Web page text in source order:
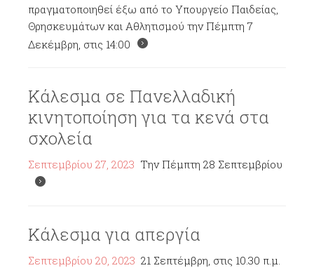
πραγματοποιηθεί έξω από το Υπουργείο Παιδείας,
Θρησκευμάτων και Αθλητισμού την Πέμπτη 7
Δεκέμβρη, στις 14:00
Κάλεσμα σε Πανελλαδική
κινητοποίηση για τα κενά στα
σχολεία
Σεπτεμβρίου 27, 2023 Την Πέμπτη 28 Σεπτεμβρίου
Κάλεσμα για απεργία
Σεπτεμβρίου 20, 2023 21 Σεπτέμβρη, στις 10.30 π.μ.